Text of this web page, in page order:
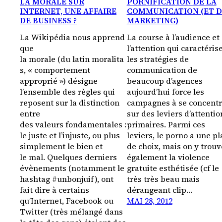
INTERNET, UNE AFFAIRE
DE BUSINESS ?
La Wikipédia nous apprend
que
la morale (du latin moralita
s, « comportement
approprié ») désigne
l’ensemble des règles qui
reposent sur la distinction
entre
des valeurs fondamentales :
le juste et l’injuste, ou plus
simplement le bien et
le mal. Quelques derniers
évènements (notamment le
hashtag #unbonjuif), ont
fait dire à certains
qu’Internet, Facebook ou
Twitter (très mélangé dans
COMMUNICATION (ET
MARKETING)
La course à l’audience et
l’attention qui caractérise
les stratégies de
communication de
beaucoup d’agences
aujourd’hui force les
campagnes à se
sur des leviers
primaires. Parmi ces
leviers, le porno a une
de choix, mais on y
également la violence
gratuite esthétisée (cf le
très très beau mais
dérangeant clip…
MAI 28, 2012